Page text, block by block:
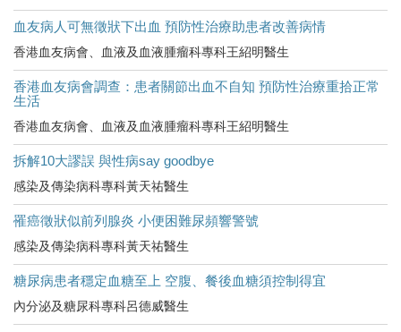
血友病人可無徵狀下出血 預防性治療助患者改善病情
香港血友病會、血液及血液腫瘤科專科王紹明醫生
香港血友病會調查：患者關節出血不自知 預防性治療重拾正常
生活
香港血友病會、血液及血液腫瘤科專科王紹明醫生
拆解10大謬誤 與性病say goodbye
感染及傳染病科專科黃天祐醫生
罹癌徵狀似前列腺炎 小便困難尿頻響警號
感染及傳染病科專科黃天祐醫生
糖尿病患者穩定血糖至上 空腹、餐後血糖須控制得宜
內分泌及糖尿科專科呂德威醫生